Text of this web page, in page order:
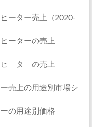
ーター売上（2020-
ーターの売上
ーターの売上
売上の用途別市場シ
の用途別価格